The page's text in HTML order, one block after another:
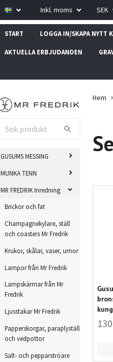
Inkl. moms SEK
START LOGGA IN/SKAPA NYTT
AKTUELLA ERBJUDANDEN
GUSUMS MESSING
MUNKA TENN
MR FREDRIK Inredning
Brickor och fat
Champagnekylare, ställ
och coasters Mr Fredrik
Krukor, skålar, vaser, urnor
Lampor från Mr Fredrik
Lampskärmar från Mr
Fredrik
Ljusstakar Mr Fredrik
Papperskorgar, paraplyställ
och vedpottor
Salt- och pepparströare
Hem